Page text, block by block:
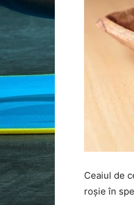
Ceaiul de
roșie în